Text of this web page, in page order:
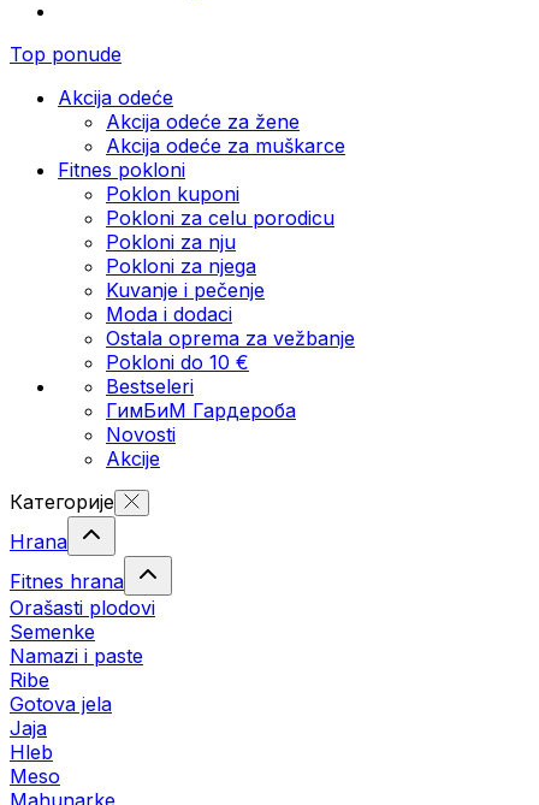
Top ponude
Akcija odeće
Akcija odeće za žene
Akcija odeće za muškarce
Fitnes pokloni
Poklon kuponi
Pokloni za celu porodicu
Pokloni za nju
Pokloni za njega
Kuvanje i pečenje
Moda i dodaci
Ostala oprema za vežbanje
Pokloni do 10 €
Bestseleri
ГимБиМ Гардeробa
Novosti
Akcije
Категорије
Hrana
Fitnes hrana
Orašasti plodovi
Semenke
Namazi i paste
Ribe
Gotova jela
Јаја
Hleb
Meso